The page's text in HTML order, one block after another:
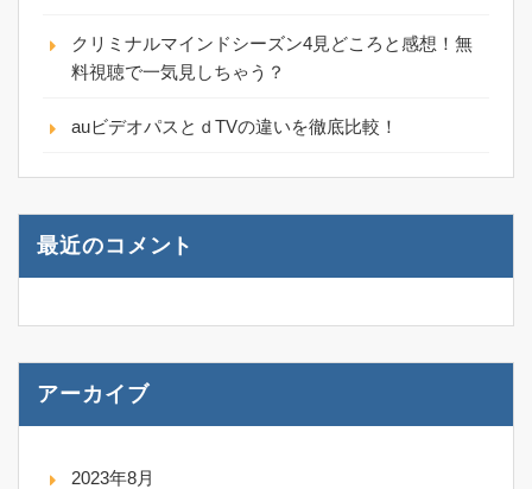
クリミナルマインドシーズン4見どころと感想！無
料視聴で一気見しちゃう？
auビデオパスとｄTVの違いを徹底比較！
最近のコメント
アーカイブ
2023年8月